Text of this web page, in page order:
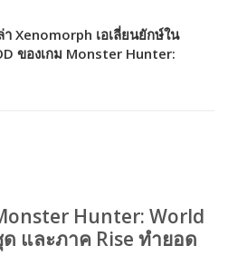
า Xenomorph เอเลี่ยนยักษ์ใน
ของเกม Monster Hunter:
Hunter: World
และภาค Rise ทำยอด